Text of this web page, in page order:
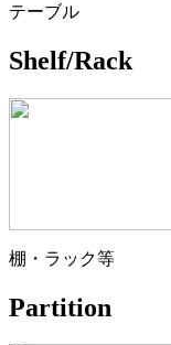
テーブル
Shelf/Rack
棚・ラック等
Partition